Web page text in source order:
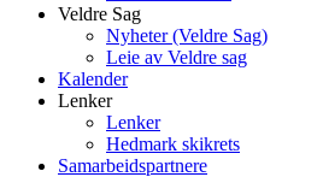
Veldre Sag
Nyheter (Veldre Sag)
Leie av Veldre sag
Kalender
Lenker
Lenker
Hedmark skikrets
Samarbeidspartnere